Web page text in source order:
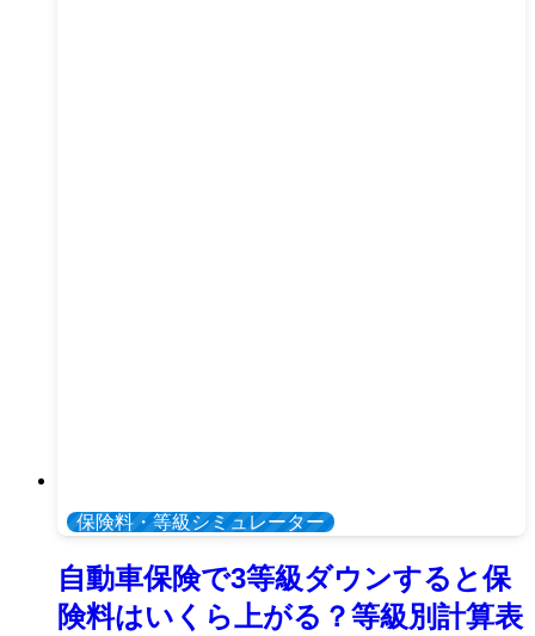
保険料・等級シミュレーター
自動車保険で3等級ダウンすると保
険料はいくら上がる？等級別計算表